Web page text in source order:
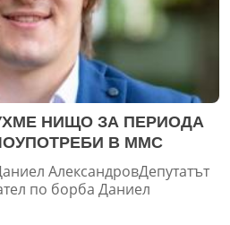
НИЩО ЗА ПЕРИОДА
В ММС
АлександровДепутатът
по борба Даниел